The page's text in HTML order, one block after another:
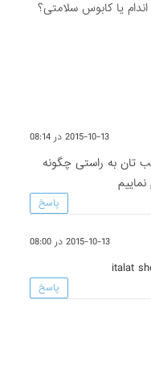
یا کابوس سلامتی؟
2015-10-13 در 08:14
تان به راستی چگونه
پاسخ
2015-10-13 در 08:00
italat
پاسخ